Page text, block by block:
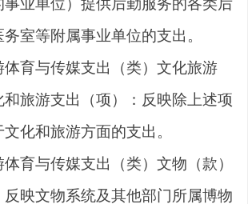
业单位）提供后勤服务的各类后
室等附属事业单位的支出。
体育与传媒支出（类）文化旅游
和旅游支出（项）：反映除上述项
化和旅游方面的支出。
育与传媒支出（类）文物（款）
映文物系统及其他部门所属博物